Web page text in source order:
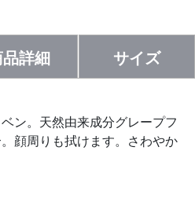
品詳細 サイズ
ン。天然由来成分グレープフ
顔周りも拭けます。さわやか